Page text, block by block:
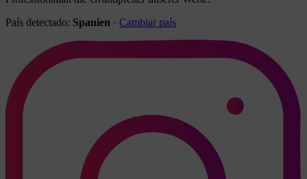
País detectado: Spanien · Cambiar país